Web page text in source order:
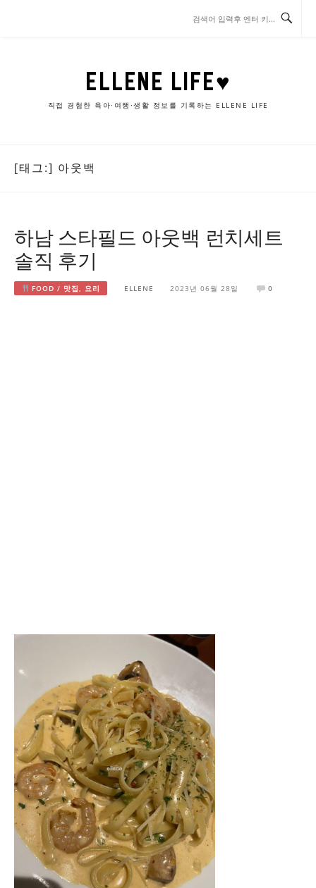
ELLENE LIFE♥
직접 경험한 육아·여행·생활 정보를 기록하는 ELLENE LIFE
[태그:] 아웃백
하남 스타필드 아웃백 런치세트
솔직 후기
FOOD / 맛집, 요리 ELLENE 2023년 06월 28일 0